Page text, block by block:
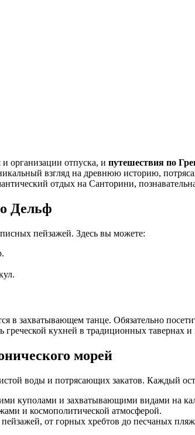
организации отпуска, и путешествия по
взгляд на древнюю историю,
отдых на Санторини,
Дельф
пейзажей. Здесь вы можете:
в захватывающем танце. Обязательно
кухней в традиционных тавернах
морей
воды и потрясающих закатов. Каждый
куполами и захватывающими видами на
и космополитической атмосферой.
от горных хребтов до песчаных